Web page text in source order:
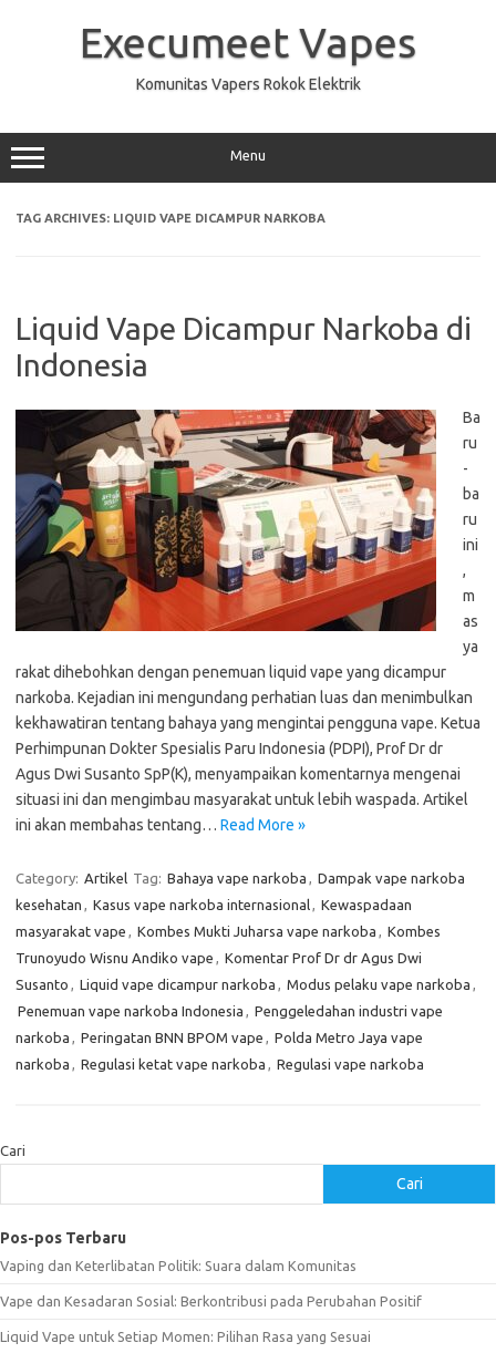
Execumeet Vapes
Komunitas Vapers Rokok Elektrik
Menu
TAG ARCHIVES: LIQUID VAPE DICAMPUR NARKOBA
Liquid Vape Dicampur Narkoba di
Indonesia
Ba
ru
-
ba
ru
ini
,
m
as
ya
rakat dihebohkan dengan penemuan liquid vape yang dicampur
narkoba. Kejadian ini mengundang perhatian luas dan menimbulkan
kekhawatiran tentang bahaya yang mengintai pengguna vape. Ketua
Perhimpunan Dokter Spesialis Paru Indonesia (PDPI), Prof Dr dr
Agus Dwi Susanto SpP(K), menyampaikan komentarnya mengenai
situasi ini dan mengimbau masyarakat untuk lebih waspada. Artikel
ini akan membahas tentang… Read More »
Category: Artikel Tag: Bahaya vape narkoba , Dampak vape narkoba
kesehatan , Kasus vape narkoba internasional, Kewaspadaan
masyarakat vape , Kombes Mukti Juharsa vape narkoba , Kombes
Trunoyudo Wisnu Andiko vape , Komentar Prof Dr dr Agus Dwi
Susanto , Liquid vape dicampur narkoba , Modus pelaku vape narkoba ,
Penemuan vape narkoba Indonesia , Penggeledahan industri vape
narkoba , Peringatan BNN BPOM vape , Polda Metro Jaya vape
narkoba , Regulasi ketat vape narkoba , Regulasi vape narkoba
Cari
Cari
Pos-pos Terbaru
Vaping dan Keterlibatan Politik: Suara dalam Komunitas
Vape dan Kesadaran Sosial: Berkontribusi pada Perubahan Positif
Liquid Vape untuk Setiap Momen: Pilihan Rasa yang Sesuai